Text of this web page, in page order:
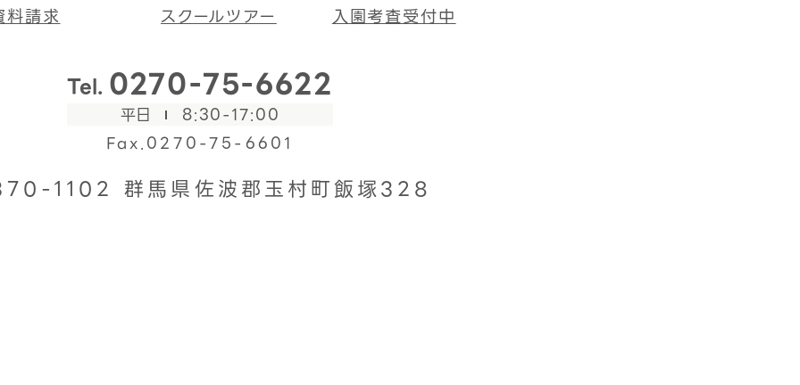
料請求 スクールツアー 入園考査受付中
Tel. 0270-75-6622
平日
8:30-17:00
Fax.0270-75-6601
1102 群馬県佐波郡玉村町飯塚328